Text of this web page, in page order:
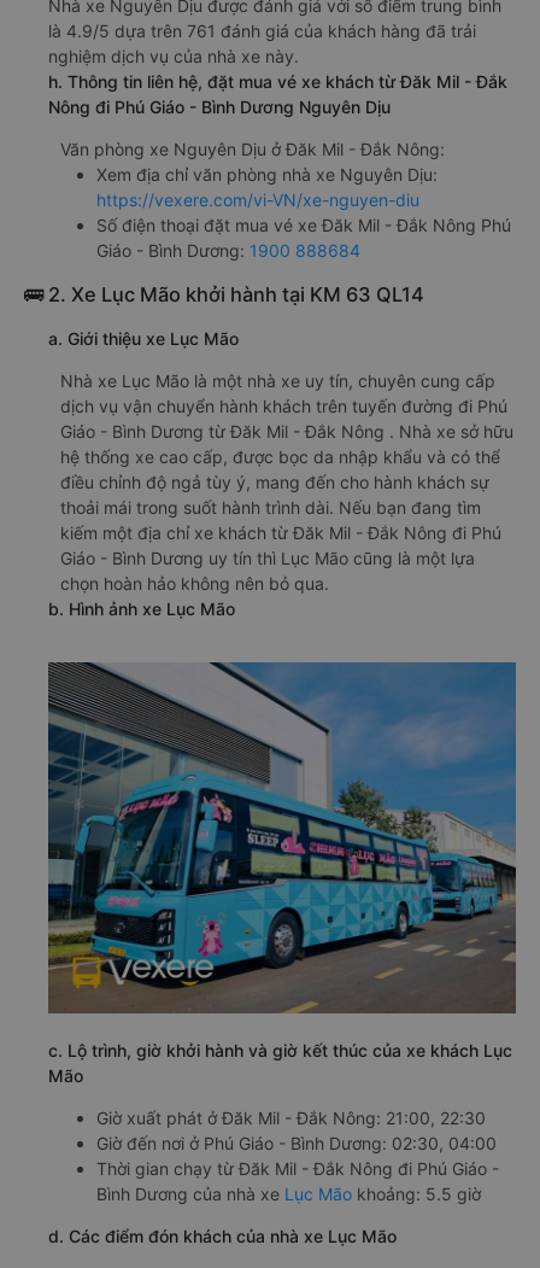
Nhà xe Nguyên Dịu được đánh giá với số điểm trung bình
là 4.9/5 dựa trên 761 đánh giá của khách hàng đã trải
nghiệm dịch vụ của nhà xe này.
h. Thông tin liên hệ, đặt mua vé xe khách từ Đăk Mil - Đắk
Nông đi Phú Giáo - Bình Dương Nguyên Dịu
Văn phòng xe Nguyên Dịu ở Đăk Mil - Đắk Nông:
Xem địa chỉ văn phòng nhà xe Nguyên Dịu:
https://vexere.com/vi-VN/xe-nguyen-diu
Số điện thoại đặt mua vé xe Đăk Mil - Đắk Nông Phú
Giáo - Bình Dương: 1900 888684
🚌 2. Xe Lục Mão khởi hành tại KM 63 QL14
a. Giới thiệu xe Lục Mão
Nhà xe Lục Mão là một nhà xe uy tín, chuyên cung cấp
dịch vụ vận chuyển hành khách trên tuyến đường đi Phú
Giáo - Bình Dương từ Đăk Mil - Đắk Nông . Nhà xe sở hữu
hệ thống xe cao cấp, được bọc da nhập khẩu và có thể
điều chỉnh độ ngả tùy ý, mang đến cho hành khách sự
thoải mái trong suốt hành trình dài. Nếu bạn đang tìm
kiếm một địa chỉ xe khách từ Đăk Mil - Đắk Nông đi Phú
Giáo - Bình Dương uy tín thì Lục Mão cũng là một lựa
chọn hoàn hảo không nên bỏ qua.
b. Hình ảnh xe Lục Mão
c. Lộ trình, giờ khởi hành và giờ kết thúc của xe khách Lục
Mão
Giờ xuất phát ở Đăk Mil - Đắk Nông: 21:00, 22:30
Giờ đến nơi ở Phú Giáo - Bình Dương: 02:30, 04:00
Thời gian chạy từ Đăk Mil - Đắk Nông đi Phú Giáo -
Bình Dương của nhà xe Lục Mão khoảng: 5.5 giờ
d. Các điểm đón khách của nhà xe Lục Mão